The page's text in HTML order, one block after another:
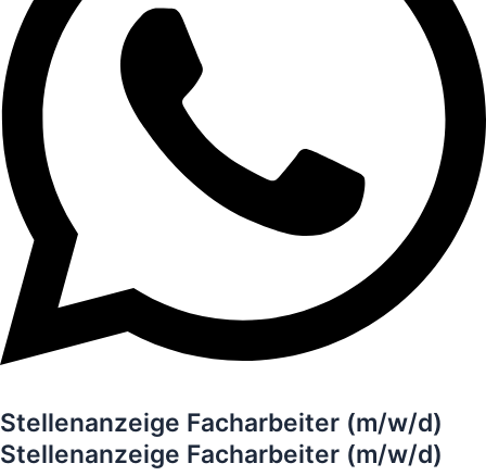
Stellenanzeige Facharbeiter (m/w/d)
Stellenanzeige Facharbeiter (m/w/d)